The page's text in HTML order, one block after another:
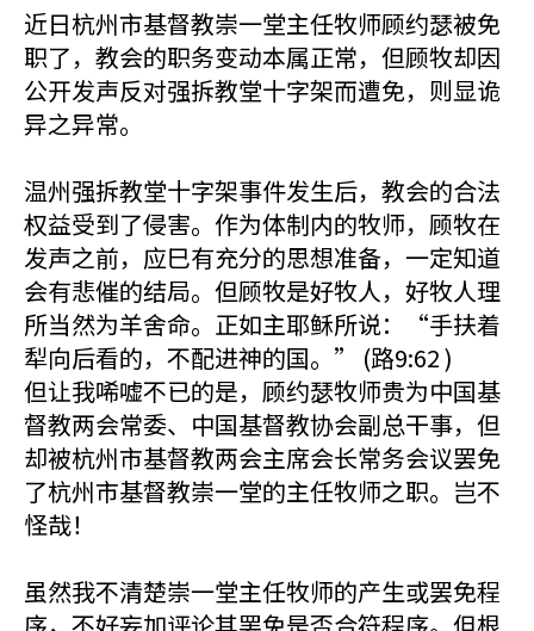
近日杭州市基督教崇一堂主任牧师顾约瑟被免
职了，教会的职务变动本属正常，但顾牧却因
公开发声反对强拆教堂十字架而遭免，则显诡
异之异常。
温州强拆教堂十字架事件发生后，教会的合法
权益受到了侵害。作为体制内的牧师，顾牧在
发声之前，应巳有充分的思想准备，一定知道
会有悲催的结局。但顾牧是好牧人，好牧人理
所当然为羊舍命。正如主耶稣所说：“手扶着
犁向后看的，不配进神的国。” (路9:62 )
但让我唏嘘不已的是，顾约瑟牧师贵为中国基
督教两会常委、中国基督教协会副总干事，但
却被杭州市基督教两会主席会长常务会议罢免
了杭州市基督教崇一堂的主任牧师之职。岂不
怪哉！
虽然我不清楚崇一堂主任牧师的产生或罢免程